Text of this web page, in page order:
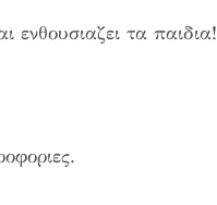
ενθουσιαζει τα παιδια!